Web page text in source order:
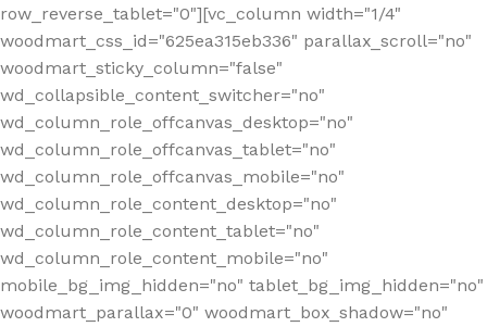
row_reverse_tablet="0"][vc_column width="1/4"
woodmart_css_id="625ea315eb336" parallax_scroll="no"
woodmart_sticky_column="false"
wd_collapsible_content_switcher="no"
wd_column_role_offcanvas_desktop="no"
wd_column_role_offcanvas_tablet="no"
wd_column_role_offcanvas_mobile="no"
wd_column_role_content_desktop="no"
wd_column_role_content_tablet="no"
wd_column_role_content_mobile="no"
mobile_bg_img_hidden="no" tablet_bg_img_hidden="no"
woodmart_parallax="0" woodmart_box_shadow="no"